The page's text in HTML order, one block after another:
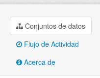
Conjuntos de datos
Flujo de Actividad
Acerca de